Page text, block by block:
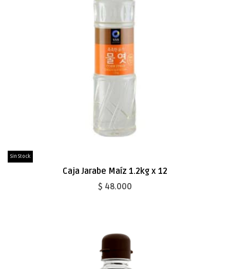
Sin Stock
Caja Jarabe Maíz 1.2kg x 12
$ 48.000